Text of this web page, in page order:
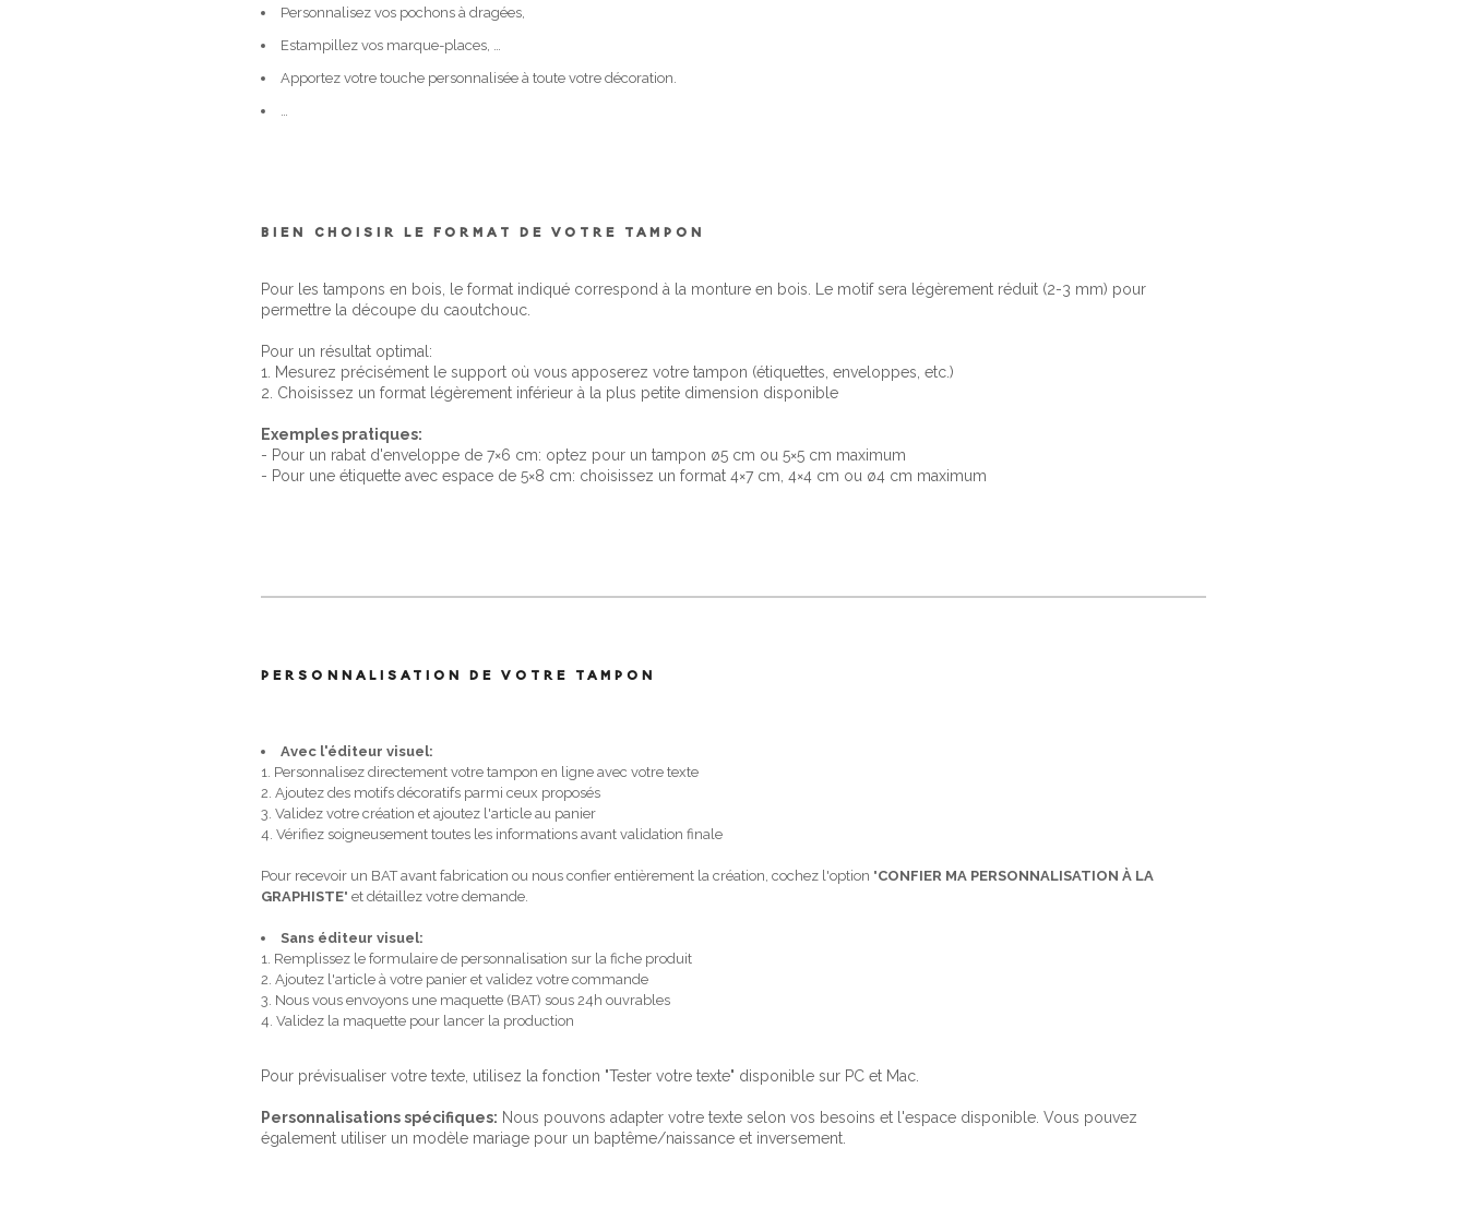
Personnalisez vos pochons à dragées,
Estampillez vos marque-places, …
Apportez votre touche personnalisée à toute votre décoration.
BIEN CHOISIR LE FORMAT DE VOTRE TAMPON
Pour les tampons en bois, le format indiqué correspond à la monture en bois. Le motif sera légèrement réduit (2-3 mm) pour
permettre la découpe du caoutchouc.
Pour un résultat optimal:
1. Mesurez précisément le support où vous apposerez votre tampon (étiquettes, enveloppes, etc.)
2. Choisissez un format légèrement inférieur à la plus petite dimension disponible
Exemples pratiques:
- Pour un rabat d'enveloppe de 7×6 cm: optez pour un tampon ø5 cm ou 5×5 cm maximum
- Pour une étiquette avec espace de 5×8 cm: choisissez un format 4×7 cm, 4×4 cm ou ø4 cm maximum
PERSONNALISATION DE VOTRE TAMPON
Avec l'éditeur visuel:
1. Personnalisez directement votre tampon en ligne avec votre texte
2. Ajoutez des motifs décoratifs parmi ceux proposés
3. Validez votre création et ajoutez l'article au panier
4. Vérifiez soigneusement toutes les informations avant validation finale
Pour recevoir un BAT avant fabrication ou nous confier entièrement la création, cochez l'option "CONFIER MA PERSONNALISATION À LA
GRAPHISTE" et détaillez votre demande.
Sans éditeur visuel:
1. Remplissez le formulaire de personnalisation sur la fiche produit
2. Ajoutez l'article à votre panier et validez votre commande
3. Nous vous envoyons une maquette (BAT) sous 24h ouvrables
4. Validez la maquette pour lancer la production
Pour prévisualiser votre texte, utilisez la fonction "Tester votre texte" disponible sur PC et Mac.
Personnalisations spécifiques: Nous pouvons adapter votre texte selon vos besoins et l'espace disponible. Vous pouvez
également utiliser un modèle mariage pour un baptême/naissance et inversement.